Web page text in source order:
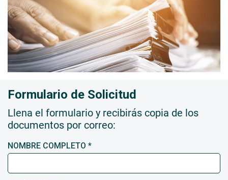
Formulario de Solicitud
Llena el formulario y recibirás copia de los
documentos por correo:
NOMBRE COMPLETO *